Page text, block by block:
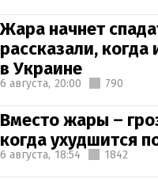
Жара начнет
рассказали, когда
в Украине
6 августа, 20:00 790
Вместо жары –
когда ухудшится
6 августа, 18:54 1842